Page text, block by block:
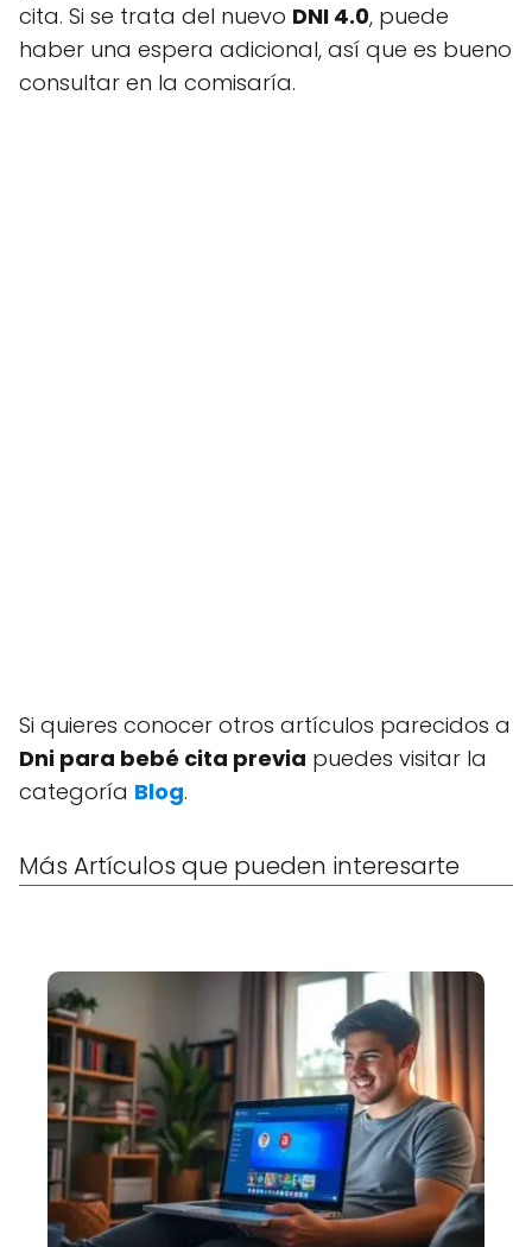
cita. Si se trata del nuevo DNI 4.0, puede
haber una espera adicional, así que es bueno
consultar en la comisaría.
Si quieres conocer otros artículos parecidos a
Dni para bebé cita previa puedes visitar la
categoría Blog.
Más Artículos que pueden interesarte